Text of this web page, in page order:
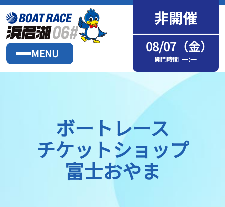
MENU 08/07（金）
開門時間 —:—
ボートレース
チケットショップ
富士おやま